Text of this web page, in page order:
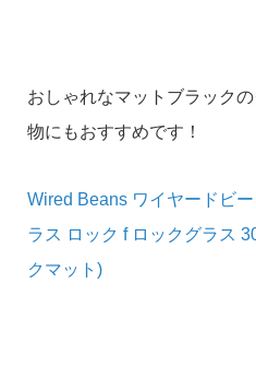
おしゃれなマットブラック
物にもおすすめです！
Wired Beans ワイヤードビ
ラス ロック f ロックグラス
クマット)